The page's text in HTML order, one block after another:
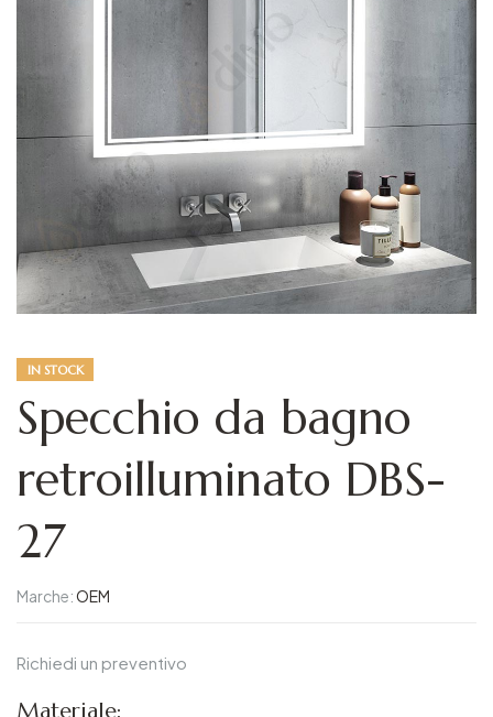
IN STOCK
Specchio da bagno
retroilluminato DBS-
27
Marche:OEM
Richiedi un preventivo
Materiale: